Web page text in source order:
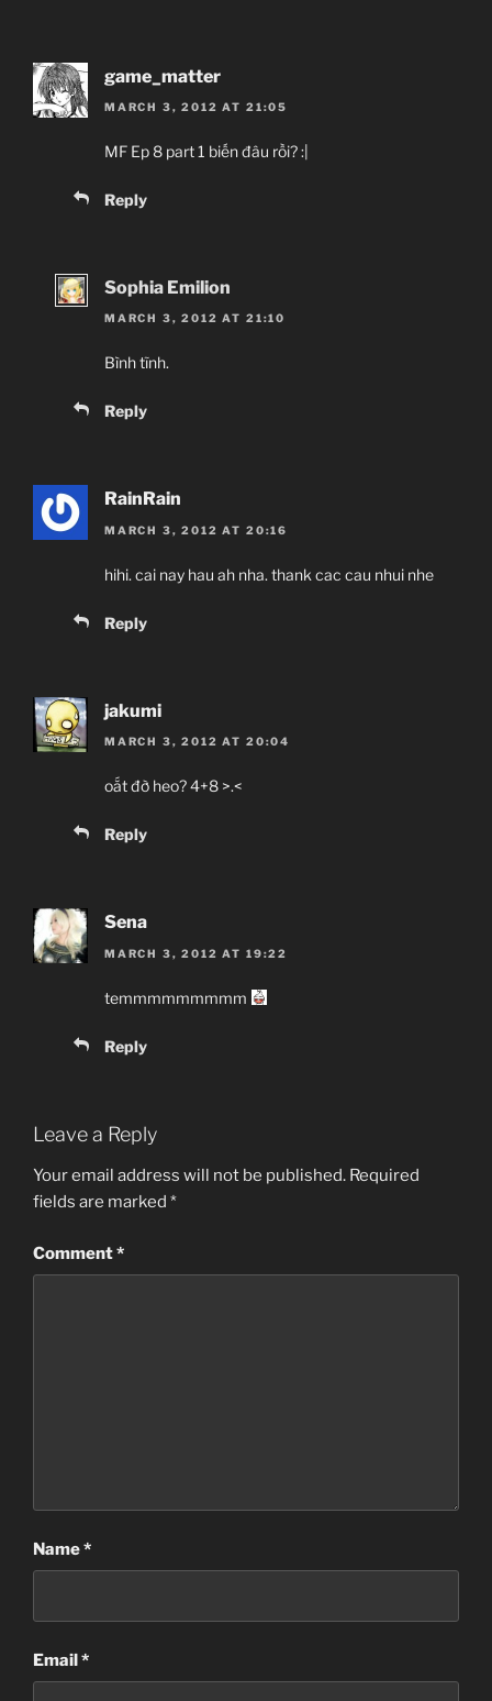
game_matter
MARCH 3, 2012 AT 21:05
MF Ep 8 part 1 biến đâu rồi? :|
Reply
Sophia Emilion
MARCH 3, 2012 AT 21:10
Bình tĩnh.
Reply
RainRain
MARCH 3, 2012 AT 20:16
hihi. cai nay hau ah nha. thank cac cau nhui nhe
Reply
jakumi
MARCH 3, 2012 AT 20:04
oắt đờ heo? 4+8 >.<
Reply
Sena
MARCH 3, 2012 AT 19:22
temmmmmmmmm
Reply
Leave a Reply
Your email address will not be published. Required
fields are marked *
Comment*
Name*
Email*